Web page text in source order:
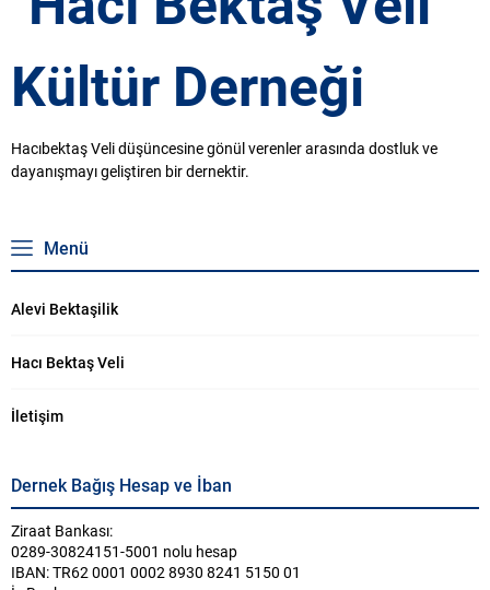
Hacıbektaş Veli düşüncesine gönül verenler arasında dostluk ve
dayanışmayı geliştiren bir dernektir.
Menü
Alevi Bektaşilik
Hacı Bektaş Veli
İletişim
Dernek Bağış Hesap ve İban
Ziraat Bankası:
0289-30824151-5001 nolu hesap
IBAN: TR62 0001 0002 8930 8241 5150 01